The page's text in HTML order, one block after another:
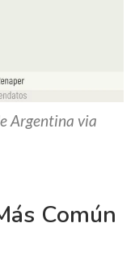
Argentina via
Común